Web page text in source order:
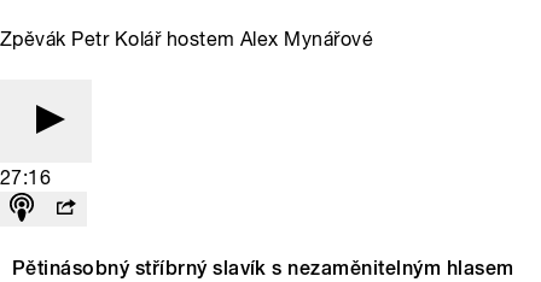
Zpěvák Petr Kolář hostem Alex Mynářové
27:16
Pětinásobný stříbrný slavík s nezaměnitelným hlasem